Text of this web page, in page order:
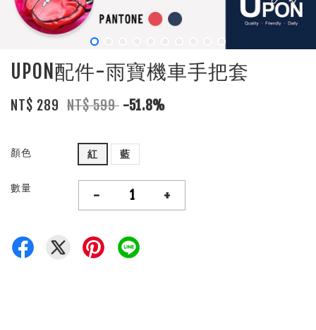
UPON配件-雨寶機車手把套
NT$ 289 NT$ 599 -51.8%
顏色 紅 藍
數量 - +